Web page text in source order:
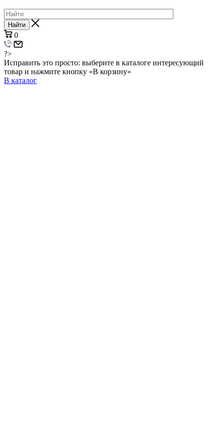
Найти
0
?>
Исправить это просто: выберите в каталоге интересующий
товар и нажмите кнопку «В корзину»
В каталог